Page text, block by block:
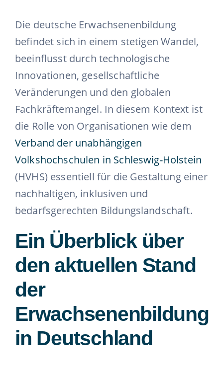
Die deutsche Erwachsenenbildung
befindet sich in einem stetigen Wandel,
beeinflusst durch technologische
Innovationen, gesellschaftliche
Veränderungen und den globalen
Fachkräftemangel. In diesem Kontext ist
die Rolle von Organisationen wie dem
Verband der unabhängigen
Volkshochschulen in Schleswig-Holstein
(HVHS) essentiell für die Gestaltung einer
nachhaltigen, inklusiven und
bedarfsgerechten Bildungslandschaft.
Ein Überblick über
den aktuellen Stand
der
Erwachsenenbildung
in Deutschland